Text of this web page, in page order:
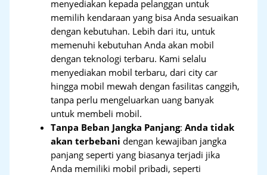
menyediakan kepada pelanggan untuk
memilih kendaraan yang bisa Anda sesuaikan
dengan kebutuhan. Lebih dari itu, untuk
memenuhi kebutuhan Anda akan mobil
dengan teknologi terbaru. Kami selalu
menyediakan mobil terbaru, dari city car
hingga mobil mewah dengan fasilitas canggih,
tanpa perlu mengeluarkan uang banyak
untuk membeli mobil.
Tanpa Beban Jangka Panjang:Anda tidak
akan terbebani dengan kewajiban jangka
panjang seperti yang biasanya terjadi jika
Anda memiliki mobil pribadi, seperti